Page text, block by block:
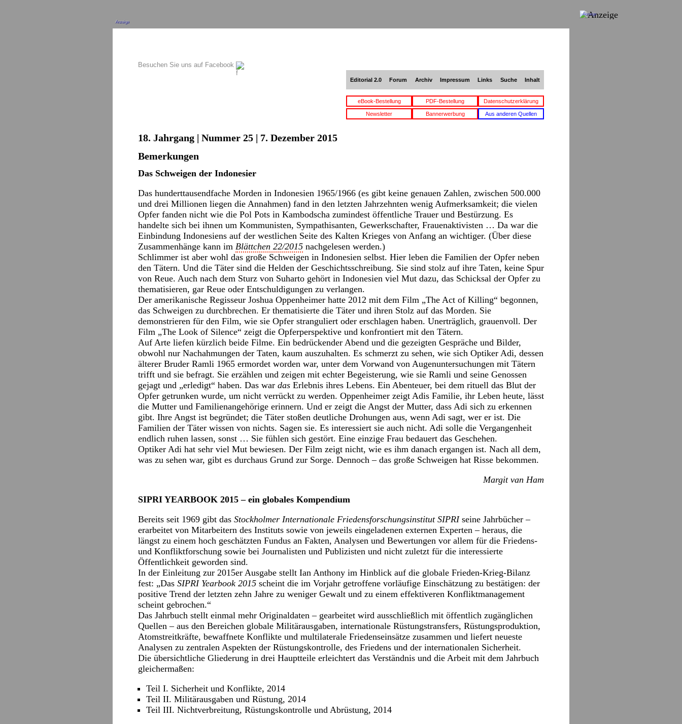
Anzeige
Besuchen Sie uns auf Facebook
Editorial 2.0 Forum Archiv Impressum Links Suche Inhalt
eBook-Bestellung PDF-Bestellung Datenschutzerklärung
Newsletter Bannerwerbung Aus anderen Quellen
18. Jahrgang | Nummer 25 | 7. Dezember 2015
Bemerkungen
Das Schweigen der Indonesier
Das hunderttausendfache Morden in Indonesien 1965/1966 (es gibt keine genauen Zahlen, zwischen 500.000
und drei Millionen liegen die Annahmen) fand in den letzten Jahrzehnten wenig Aufmerksamkeit; die vielen
Opfer fanden nicht wie die Pol Pots in Kambodscha zumindest öffentliche Trauer und Bestürzung. Es
handelte sich bei ihnen um Kommunisten, Sympathisanten, Gewerkschafter, Frauenaktivisten … Da war die
Einbindung Indonesiens auf der westlichen Seite des Kalten Krieges von Anfang an wichtiger. (Über diese
Zusammenhänge kann im Blättchen 22/2015 nachgelesen werden.)
Schlimmer ist aber wohl das große Schweigen in Indonesien selbst. Hier leben die Familien der Opfer neben
den Tätern. Und die Täter sind die Helden der Geschichtsschreibung. Sie sind stolz auf ihre Taten, keine Spur
von Reue. Auch nach dem Sturz von Suharto gehört in Indonesien viel Mut dazu, das Schicksal der Opfer zu
thematisieren, gar Reue oder Entschuldigungen zu verlangen.
Der amerikanische Regisseur Joshua Oppenheimer hatte 2012 mit dem Film „The Act of Killing“ begonnen,
das Schweigen zu durchbrechen. Er thematisierte die Täter und ihren Stolz auf das Morden. Sie
demonstrieren für den Film, wie sie Opfer stranguliert oder erschlagen haben. Unerträglich, grauenvoll. Der
Film „The Look of Silence“ zeigt die Opferperspektive und konfrontiert mit den Tätern.
Auf Arte liefen kürzlich beide Filme. Ein bedrückender Abend und die gezeigten Gespräche und Bilder,
obwohl nur Nachahmungen der Taten, kaum auszuhalten. Es schmerzt zu sehen, wie sich Optiker Adi, dessen
älterer Bruder Ramli 1965 ermordet worden war, unter dem Vorwand von Augenuntersuchungen mit Tätern
trifft und sie befragt. Sie erzählen und zeigen mit echter Begeisterung, wie sie Ramli und seine Genossen
gejagt und „erledigt“ haben. Das war das Erlebnis ihres Lebens. Ein Abenteuer, bei dem rituell das Blut der
Opfer getrunken wurde, um nicht verrückt zu werden. Oppenheimer zeigt Adis Familie, ihr Leben heute, lässt
die Mutter und Familienangehörige erinnern. Und er zeigt die Angst der Mutter, dass Adi sich zu erkennen
gibt. Ihre Angst ist begründet; die Täter stoßen deutliche Drohungen aus, wenn Adi sagt, wer er ist. Die
Familien der Täter wissen von nichts. Sagen sie. Es interessiert sie auch nicht. Adi solle die Vergangenheit
endlich ruhen lassen, sonst … Sie fühlen sich gestört. Eine einzige Frau bedauert das Geschehen.
Optiker Adi hat sehr viel Mut bewiesen. Der Film zeigt nicht, wie es ihm danach ergangen ist. Nach all dem,
was zu sehen war, gibt es durchaus Grund zur Sorge. Dennoch – das große Schweigen hat Risse bekommen.
Margit van Ham
SIPRI YEARBOOK 2015 – ein globales Kompendium
Bereits seit 1969 gibt das Stockholmer Internationale Friedensforschungsinstitut SIPRIseine Jahrbücher –
erarbeitet von Mitarbeitern des Instituts sowie von jeweils eingeladenen externen Experten – heraus, die
längst zu einem hoch geschätzten Fundus an Fakten, Analysen und Bewertungen vor allem für die Friedens-
und Konfliktforschung sowie bei Journalisten und Publizisten und nicht zuletzt für die interessierte
Öffentlichkeit geworden sind.
In der Einleitung zur 2015er Ausgabe stellt Ian Anthony im Hinblick auf die globale Frieden-Krieg-Bilanz
fest: „Das SIPRI Yearbook 2015 scheint die im Vorjahr getroffene vorläufige Einschätzung zu bestätigen: der
positive Trend der letzten zehn Jahre zu weniger Gewalt und zu einem effektiveren Konfliktmanagement
scheint gebrochen.“
Das Jahrbuch stellt einmal mehr Originaldaten – gearbeitet wird ausschließlich mit öffentlich zugänglichen
Quellen – aus den Bereichen globale Militärausgaben, internationale Rüstungstransfers, Rüstungsproduktion,
Atomstreitkräfte, bewaffnete Konflikte und multilaterale Friedenseinsätze zusammen und liefert neueste
Analysen zu zentralen Aspekten der Rüstungskontrolle, des Friedens und der internationalen Sicherheit.
Die übersichtliche Gliederung in drei Hauptteile erleichtert das Verständnis und die Arbeit mit dem Jahrbuch
gleichermaßen:
Teil I. Sicherheit und Konflikte, 2014
Teil II. Militärausgaben und Rüstung, 2014
Teil III. Nichtverbreitung, Rüstungskontrolle und Abrüstung, 2014
Anzeige